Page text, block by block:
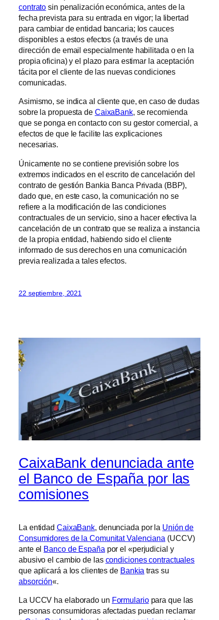
contrato sin penalización económica, antes de la
fecha prevista para su entrada en vigor; la libertad
para cambiar de entidad bancaria; los cauces
disponibles a estos efectos (a través de una
dirección de email especialmente habilitada o en la
propia oficina) y el plazo para estimar la aceptación
tácita por el cliente de las nuevas condiciones
comunicadas.
Asimismo, se indica al cliente que, en caso de dudas
sobre la propuesta de CaixaBank, se recomienda
que se ponga en contacto con su gestor comercial, a
efectos de que le facilite las explicaciones
necesarias.
Únicamente no se contiene previsión sobre los
extremos indicados en el escrito de cancelación del
contrato de gestión Bankia Banca Privada (BBP),
dado que, en este caso, la comunicación no se
refiere a la modificación de las condiciones
contractuales de un servicio, sino a hacer efectiva la
cancelación de un contrato que se realiza a instancia
de la propia entidad, habiendo sido el cliente
informado de sus derechos en una comunicación
previa realizada a tales efectos.
22 septiembre, 2021
CaixaBank denunciada ante
el Banco de España por las
comisiones
La entidad CaixaBank, denunciada por la Unión de
Consumidores de la Comunitat Valenciana (UCCV)
ante el Banco de España por el «perjudicial y
abusivo el cambio de las condiciones contractuales
que aplicará a los clientes de Bankia tras su
absorción«.
La UCCV ha elaborado un Formulariopara que las
personas consumidoras afectadas puedan reclamar